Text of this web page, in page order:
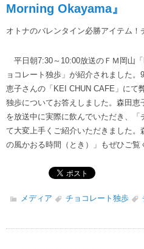
Morning Okayama』
オトナのバレンタイン必勝アイテム！
平日朝7:30～10:00放送のＦＭ岡山
ョコレート独歩」が紹介されました
恵子さんの「KEI CHUN CAFE」にて
独歩についてお答えしました。森田恵
を放送中に実際に飲んでいただき、
て大変上手くご紹介いただきました
の風かおる時間（とき）」もぜひご覧
メディア チョコレート独歩